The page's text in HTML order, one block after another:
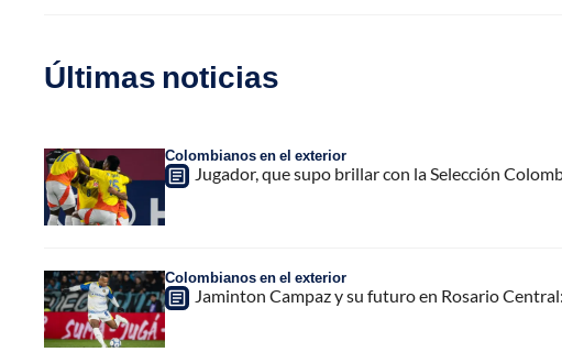
Últimas noticias
Colombianos en el exterior
Jugador, que supo brillar con la Selección
Colombianos en el exterior
Jaminton Campaz y su futuro en Rosario